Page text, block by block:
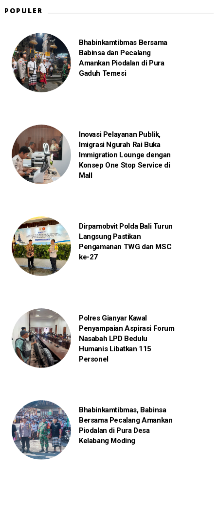
POPULER
Bhabinkamtibmas Bersama
Babinsa dan Pecalang
Amankan Piodalan di Pura
Gaduh Temesi
Inovasi Pelayanan Publik,
Imigrasi Ngurah Rai Buka
Immigration Lounge dengan
Konsep One Stop Service di
Mall
Dirpamobvit Polda Bali Turun
Langsung Pastikan
Pengamanan TWG dan MSC
ke-27
Polres Gianyar Kawal
Penyampaian Aspirasi Forum
Nasabah LPD Bedulu
Humanis Libatkan 115
Personel
Bhabinkamtibmas, Babinsa
Bersama Pecalang Amankan
Piodalan di Pura Desa
Kelabang Moding